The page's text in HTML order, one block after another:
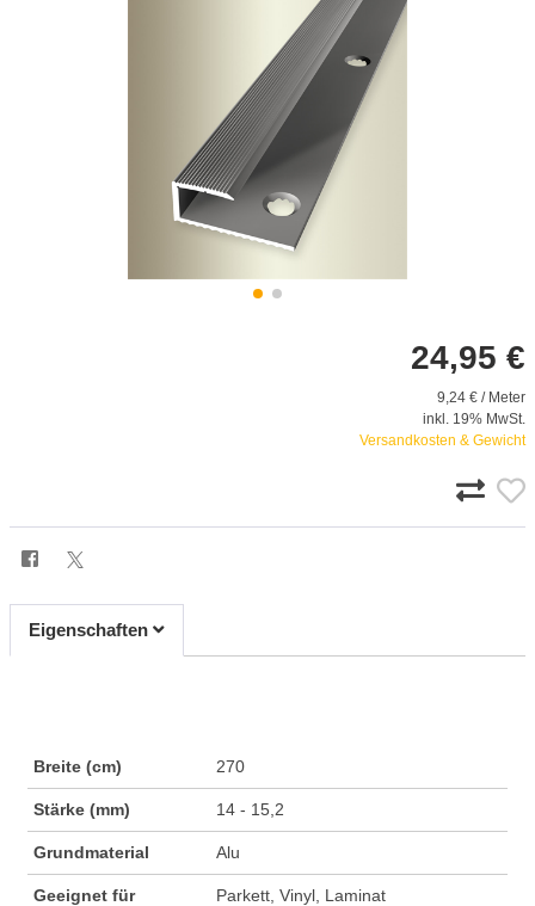
24,95 €
9,24 € / Meter
inkl. 19% MwSt.
Versandkosten & Gewicht
Eigenschaften
Breite (cm) 270
Stärke (mm) 14 - 15,2
Grundmaterial Alu
Geeignet für Parkett, Vinyl, Laminat